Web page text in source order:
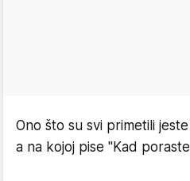
Ono što su svi primetili
a na kojoj pise "Kad